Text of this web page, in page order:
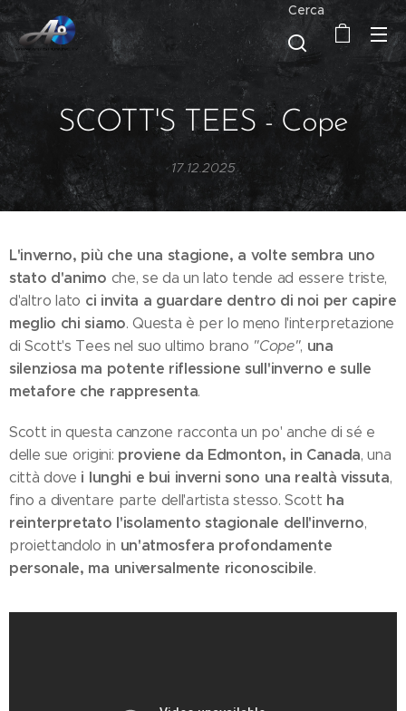
Cerca
SCOTT'S TEES - Cope
17.12.2025
L'inverno, più che una stagione, a volte sembra uno
stato d'animo che, se da un lato tende ad essere triste,
d'altro lato ci invita a guardare dentro di noi per capire
meglio chi siamo. Questa è per lo meno l'interpretazione
di Scott's Tees nel suo ultimo brano "Cope", una
silenziosa ma potente riflessione sull'inverno e sulle
metafore che rappresenta.
Scott in questa canzone racconta un po' anche di sé e
delle sue origini: proviene da Edmonton, in Canada, una
città dove i lunghi e bui inverni sono una realtà vissuta,
fino a diventare parte dell'artista stesso. Scott ha
reinterpretato l'isolamento stagionale dell'inverno,
proiettandolo in un'atmosfera profondamente
personale, ma universalmente riconoscibile.